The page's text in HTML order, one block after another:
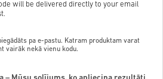
will be delivered directly to your email
pa e-pastu. Katram produktam varat
vairāk nekā vienu kodu.